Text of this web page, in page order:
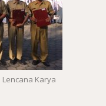
Karya